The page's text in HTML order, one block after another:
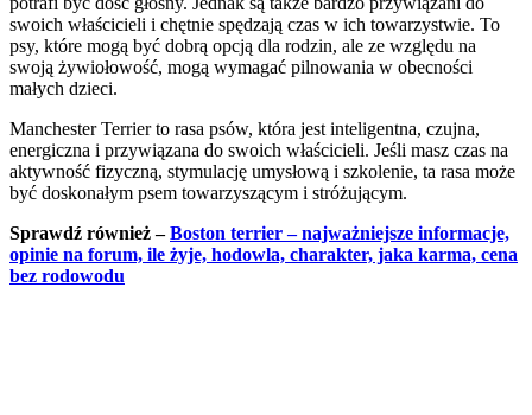
swoich właścicieli i chętnie spędzają czas w ich towarzystwie. To
psy, które mogą być dobrą opcją dla rodzin, ale ze względu na
swoją żywiołowość, mogą wymagać pilnowania w obecności
małych dzieci.
Manchester Terrier to rasa psów, która jest inteligentna, czujna,
energiczna i przywiązana do swoich właścicieli. Jeśli masz czas na
aktywność fizyczną, stymulację umysłową i szkolenie, ta rasa może
być doskonałym psem towarzyszącym i stróżującym.
Sprawdź również –Boston terrier – najważniejsze informacje,
opinie na forum, ile żyje, hodowla, charakter, jaka karma, cena
bez rodowodu